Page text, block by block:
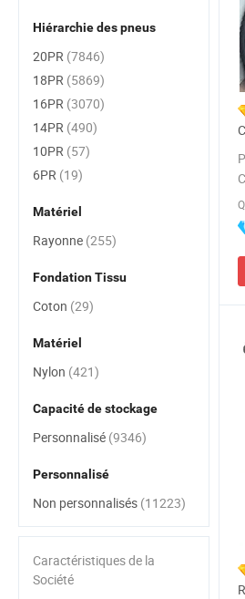
Hiérarchie des pneus
20PR (7846)
18PR (5869)
16PR (3070)
14PR (490)
10PR (57)
6PR (19)
Matériel
Rayonne (255)
Fondation Tissu
Coton (29)
Matériel
Nylon (421)
Capacité de stockage
Personnalisé (9346)
Personnalisé
Non personnalisés (11223)
Caractéristiques de la
Société